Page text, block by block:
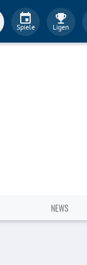
Spiele Ligen
NEWS